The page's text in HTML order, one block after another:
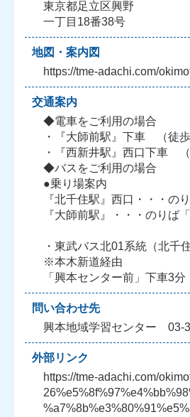
東京都足立区興野
一丁目18番38号
地図・案内図
https://tme-adachi.com/
交通案内
◆電車をご利用の場合
・『大師前駅』下車 （徒歩
・『西新井駅』西口下車 （
◆バスをご利用の場合
●乗り場案内
『北千住駅』西口・・・の
『大師前駅』・・・のりば「
・東武バス北01系統（北千
※本木新道経由
「興本センター前」下車3分
問い合わせ先
興本地域学習センター 03-
外部リンク
https://tme-adachi.com/